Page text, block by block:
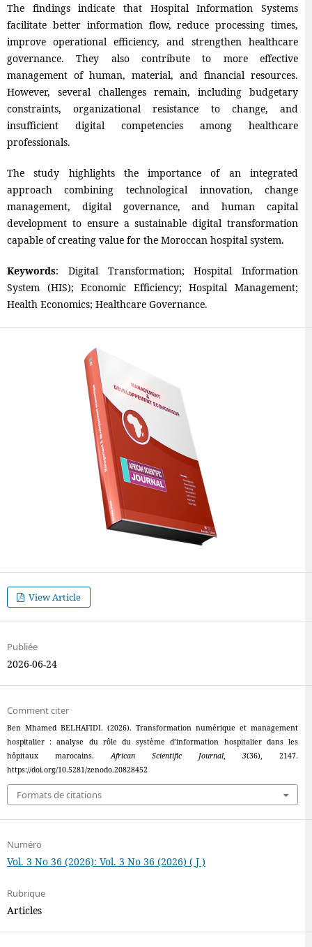
The findings indicate that Hospital Information Systems
facilitate better information flow, reduce processing times,
improve operational efficiency, and strengthen healthcare
governance. They also contribute to more effective
management of human, material, and financial resources.
However, several challenges remain, including budgetary
constraints, organizational resistance to change, and
insufficient digital competencies among healthcare
professionals.
The study highlights the importance of an integrated
approach combining technological innovation, change
management, digital governance, and human capital
development to ensure a sustainable digital transformation
capable of creating value for the Moroccan hospital system.
Keywords: Digital Transformation; Hospital Information
System (HIS); Economic Efficiency; Hospital Management;
Health Economics; Healthcare Governance.
View Article
Publiée
2026-06-24
Comment citer
Ben Mhamed BELHAFIDI. (2026). Transformation numérique et management
hospitalier : analyse du rôle du système d’information hospitalier dans les
hôpitaux marocains.African Scientific Journal,3(36), 2147.
https://doi.org/10.5281/zenodo.20828452
Formats de citations
Numéro
Vol. 3 No 36 (2026): Vol. 3 No 36 (2026) ( J )
Rubrique
Articles